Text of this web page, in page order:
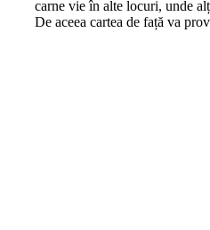
carne vie în alte locuri, unde
De aceea cartea de față va